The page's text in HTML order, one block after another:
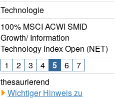
Technologie
100% MSCI ACWI SMID
Growth/ Information
Technology Index Open (NET)
1 2 3 4 5 6
7
thesaurierend
Wichtiger Hinweis zu